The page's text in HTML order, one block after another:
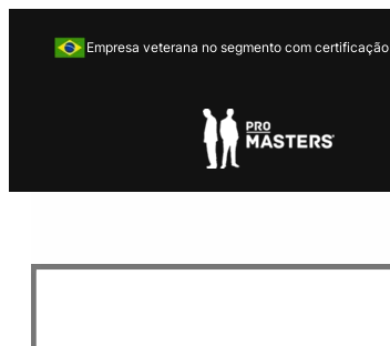
Empresa veterana no segmento com certificação